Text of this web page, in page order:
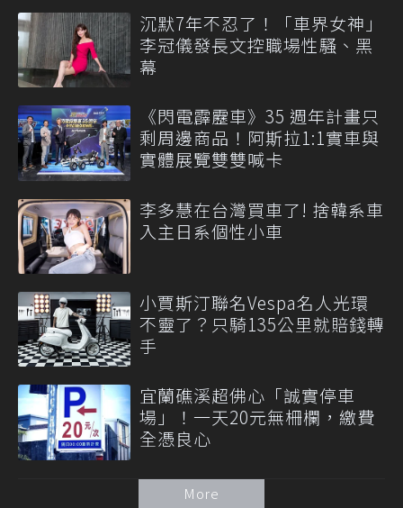
沉默7年不忍了！「車界女神」
李冠儀發長文控職場性騷、黑
幕
《閃電霹靂車》35 週年計畫只
剩周邊商品！阿斯拉1:1實車與
實體展覽雙雙喊卡
李多慧在台灣買車了! 捨韓系車
入主日系個性小車
小賈斯汀聯名Vespa名人光環
不靈了？只騎135公里就賠錢轉
手
宜蘭礁溪超佛心「誠實停車
場」！一天20元無柵欄，繳費
全憑良心
More